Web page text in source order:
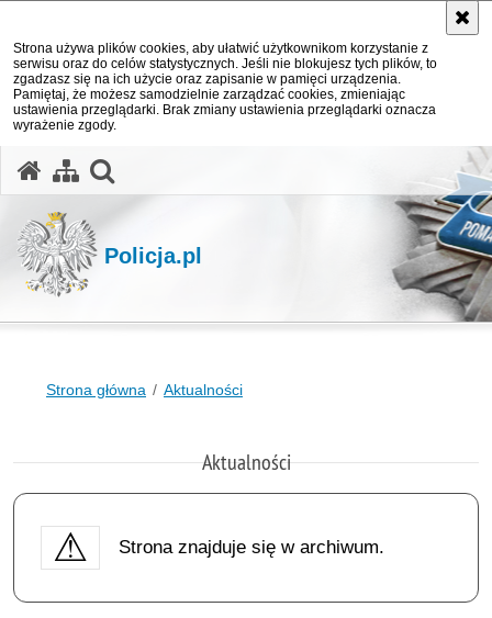
Strona używa plików cookies, aby ułatwić użytkownikom korzystanie z
serwisu oraz do celów statystycznych. Jeśli nie blokujesz tych plików, to
zgadzasz się na ich użycie oraz zapisanie w pamięci urządzenia.
Pamiętaj, że możesz samodzielnie zarządzać cookies, zmieniając
ustawienia przeglądarki. Brak zmiany ustawienia przeglądarki oznacza
wyrażenie zgody.
Policja.pl
Strona główna Aktualności
Aktualności
Strona znajduje się w archiwum.